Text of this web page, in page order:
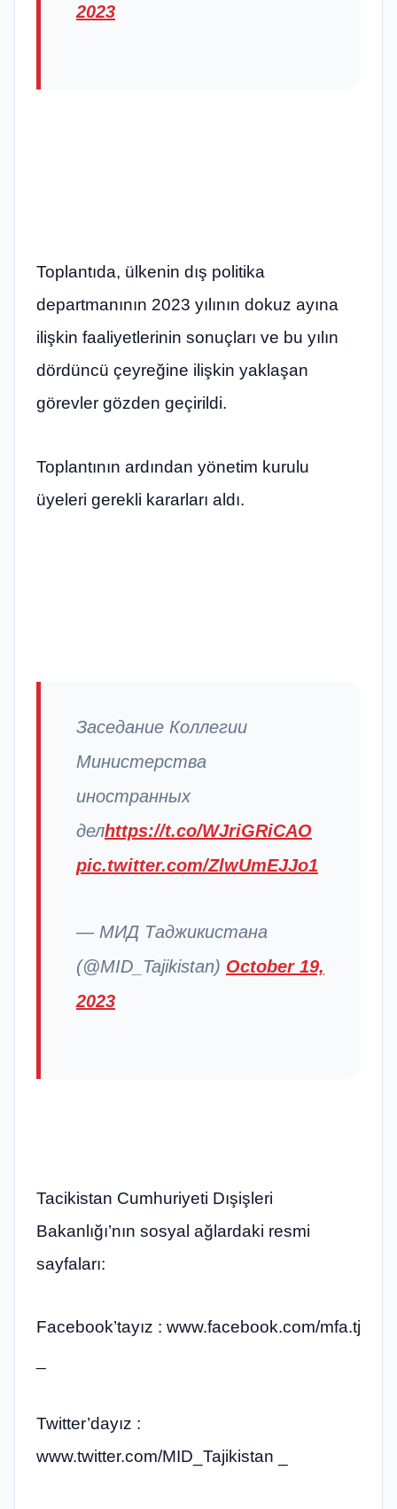
2023
Toplantıda, ülkenin dış politika
departmanının 2023 yılının dokuz ayına
ilişkin faaliyetlerinin sonuçları ve bu yılın
dördüncü çeyreğine ilişkin yaklaşan
görevler gözden geçirildi.
Toplantının ardından yönetim kurulu
üyeleri gerekli kararları aldı.
Заседание Коллегии
Министерства
иностранных
делhttps://t.co/WJriGRiCAO
pic.twitter.com/ZlwUmEJJo1
— МИД Таджикистана
(@MID_Tajikistan) October 19,
2023
Tacikistan Cumhuriyeti Dışişleri
Bakanlığı’nın sosyal ağlardaki resmi
sayfaları:
Facebook’tayız : www.facebook.com/mfa.tj
Twitter’dayız :
www.twitter.com/MID_Tajikistan _